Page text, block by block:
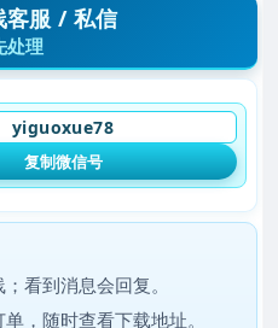
服 / 私信
处理
yiguoxue78
复制微信号
看到消息会回复。
单，随时查看下载地址。